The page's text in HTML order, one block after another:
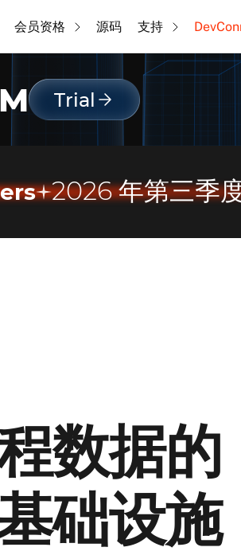
会员资格 源码 支持
Trial
2026 年第三季
数据的
础设施